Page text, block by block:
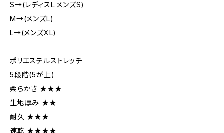
S→(レディスL.メンズS)
M→(メンズL)
L→(メンズXL)
ポリエステルストレッチ
5段階(5が上)
柔らかさ ★★★
生地厚み ★★
耐久 ★★★
速乾 ★★★★